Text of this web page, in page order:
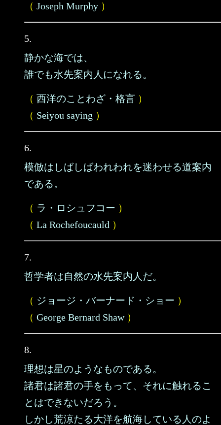
（ Joseph Murphy ）
5.
静かな海では、
誰でも水先案内人になれる。
（ 西洋のことわざ・格言 ）
（ Seiyou saying ）
6.
模倣はしばしばわれわれを迷わせる道案内
である。
（ ラ・ロシュフコー ）
（ La Rochefoucauld ）
7.
哲学者は自然の水先案内人だ。
（ ジョージ・バーナード・ショー ）
（ George Bernard Shaw）
8.
理想は星のようなものである。
諸君は諸君の手をもって、それに触れるこ
とはできないだろう。
しかし荒涼たる大洋を航海している人のよ